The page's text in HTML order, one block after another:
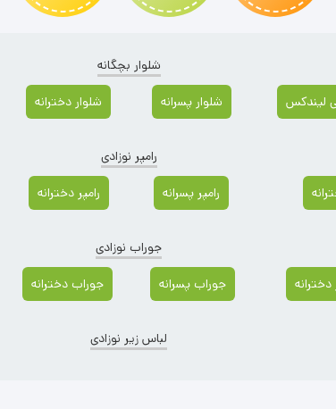
لیندکس
شلوار بچگانه
شلوار پسرانه شلوار دخترانه
رامپر نوزادی
رامپر پسرانه رامپر دخترانه
جوراب نوزادی
جوراب پسرانه جوراب دخترانه
لباس زیر نوزادی